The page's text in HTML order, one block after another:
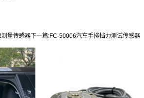
量传感器 下一篇:FC-50006汽车手排挡力测试传感器